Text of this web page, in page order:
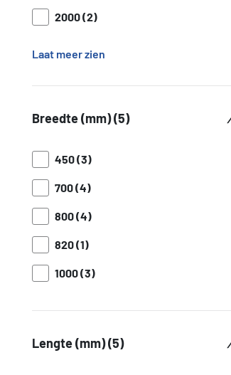
2000 (2)
Laat meer zien
Breedte (mm) (5)
450 (3)
700 (4)
800 (4)
820 (1)
1000 (3)
Lengte (mm) (5)